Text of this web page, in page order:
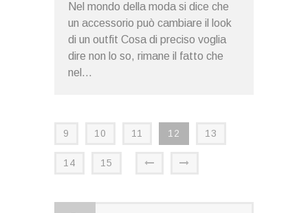
Nel mondo della moda si dice che
un accessorio può cambiare il look
di un outfit Cosa di preciso voglia
dire non lo so, rimane il fatto che
nel...
9 10 11 12 13
14 15